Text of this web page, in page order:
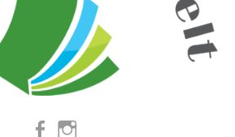
Facebook